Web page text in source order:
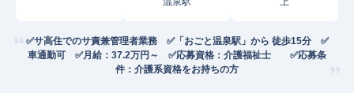
✅サ高住でのサ責兼管理者業務 ✅「おごと温泉駅」から 徒歩15分 ✅
車通勤可 ✅月給：37.2万円～ ✅応募資格：介護福祉士 ✅応募条
件：介護系資格をお持ちの方